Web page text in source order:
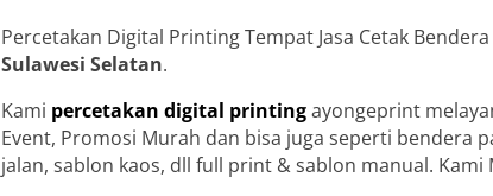
Percetakan Digital Printing Tempat Jasa Cetak
Sulawesi Selatan.
Kami percetakan digital printingayongeprint
Event, Promosi Murah dan bisa juga seperti bendera
jalan, sablon kaos, dll full print & sablon manual. Kami